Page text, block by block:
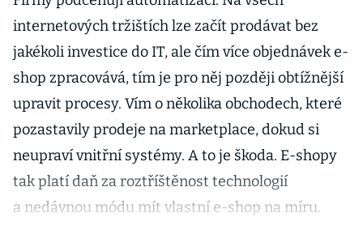
internetových tržištích lze začít prodávat bez
jakékoli investice do IT, ale čím více objednávek e-
shop zpracovává, tím je pro něj později obtížnější
upravit procesy. Vím o několika obchodech, které
pozastavily prodeje na marketplace, dokud si
neupraví vnitřní systémy. A to je škoda. E-shopy
tak platí daň za roztříštěnost technologií
a nedávnou módu mít vlastní e-shop na míru.